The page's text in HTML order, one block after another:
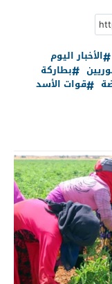
الأخبار اليوم
بطاركة
قوات الأسد